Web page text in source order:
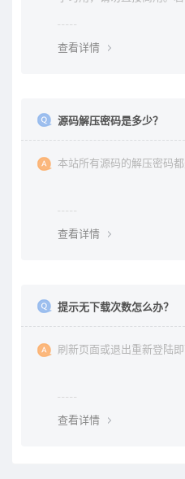
查看详情
源码解压密码是多少？
本站所有源码的解压密码
查看详情
提示无下载次数怎么办？
刷新页面或退出重新登陆
查看详情